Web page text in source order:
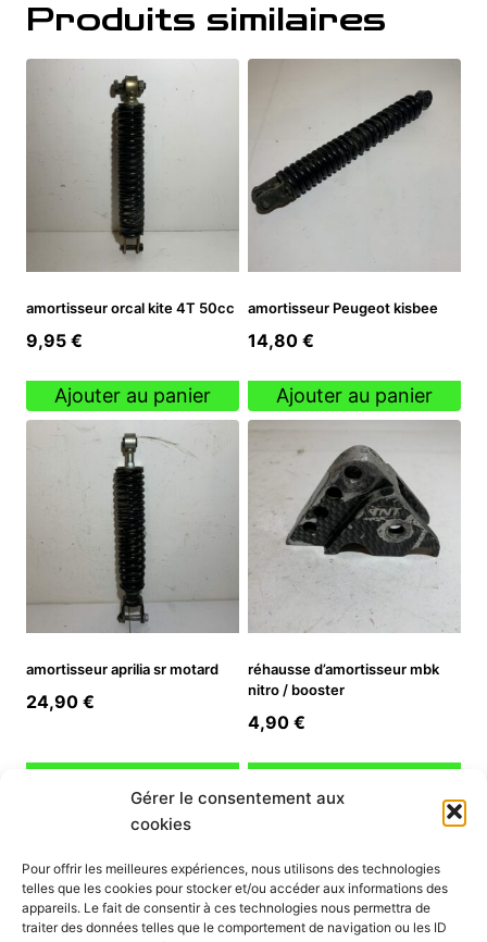
Gérer le consentement aux
cookies
Pour offrir les meilleures expériences, nous utilisons des technologies
telles que les cookies pour stocker et/ou accéder aux informations des
appareils. Le fait de consentir à ces technologies nous permettra de
traiter des données telles que le comportement de navigation ou les ID
Produits similaires
amortisseur orcal kite 4T 50cc
9,95 €
Ajouter au panier
amortisseur Peugeot kisbee
14,80 €
Ajouter au panier
amortisseur aprilia sr motard
24,90 €
réhausse d’amortisseur mbk
nitro / booster
4,90 €
INFORMATION
Mon compte
Nous contacter